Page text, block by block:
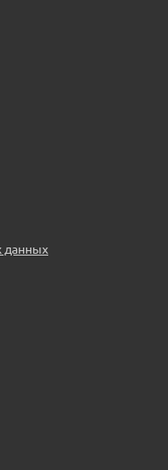
данных